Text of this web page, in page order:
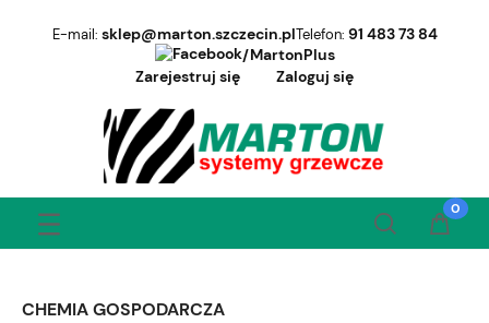
E-mail: sklep@marton.szczecin.plTelefon: 91 483 73 84
/MartonPlus
Zarejestruj się
Zaloguj się
CHEMIA GOSPODARCZA